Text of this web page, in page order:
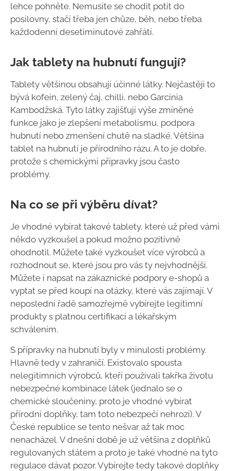
lehce pohněte. Nemusíte se chodit potit do
posilovny, stačí třeba jen chůze, běh, nebo třeba
každodenní desetiminutové zahřátí.
Jak tablety na hubnutí fungují?
Tablety většinou obsahují účinné látky. Nejčastěji to
bývá kofein, zelený čaj, chilli, nebo Garcinia
Kambodžská. Tyto látky zajišťují výše zmíněné
funkce jako je zlepšení metabolismu, podpora
hubnutí nebo zmenšení chutě na sladké. Většina
tablet na hubnutí je přírodního rázu. A to je dobře,
protože s chemickými přípravky jsou často
problémy.
Na co se při výběru dívat?
Je vhodné vybírat takové tablety, které už před vámi
někdo vyzkoušel a pokud možno pozitivně
ohodnotil. Můžete také vyzkoušet více výrobců a
rozhodnout se, které jsou pro vás ty nejvhodnější.
Můžete i napsat na zákaznické podpory e-shopů a
vyptat se před koupí na otázky, které vás zajímají. V
neposlední řadě samozřejmě vybírejte legitimní
produkty s platnou certifikací a lékařským
schválením.
S přípravky na hubnutí byly v minulosti problémy.
Hlavně tedy v zahraničí. Existovalo spousta
nelegitimních výrobců, kteří používali takřka životu
nebezpečné kombinace látek (jednalo se o
chemické sloučeniny, proto je vhodné vybírat
přírodní doplňky, tam toto nebezpečí nehrozí). V
České republice se tento nešvar až tak moc
nenacházel. V dnešní době je už většina z doplňků
regulovaných státem a proto je také vhodné na tyto
regulace dávat pozor. Vybírejte tedy takové doplňky